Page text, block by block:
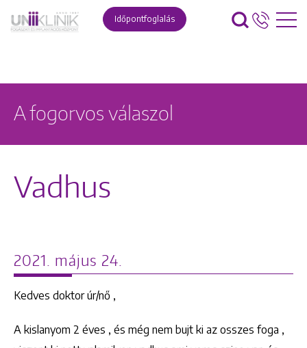
Időpontfoglalás
A fogorvos válaszol
Vadhus
2021. május 24.
Kedves doktor úr/nő ,
A kislanyom 2 éves , és még nem bujt ki az osszes foga ,